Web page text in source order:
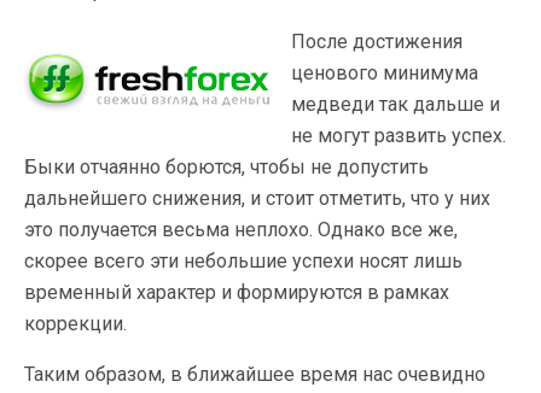
После достижения
ценового минимума
медведи так дальше и
не могут развить успех.
Быки отчаянно борются, чтобы не допустить
дальнейшего снижения, и стоит отметить, что у них
это получается весьма неплохо. Однако все же,
скорее всего эти небольшие успехи носят лишь
временный характер и формируются в рамках
коррекции.
Таким образом, в ближайшее время нас очевидно